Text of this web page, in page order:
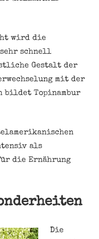
wird die
schnell
Gestalt der
mit der
bildet Topinambur
als
die Ernährung
Die